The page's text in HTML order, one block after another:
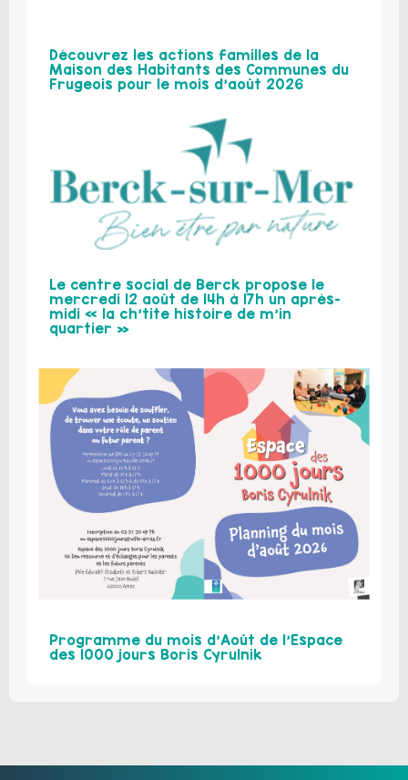
Découvrez les actions familles de la
Maison des Habitants des Communes du
Frugeois pour le mois d’août 2026
Le centre social de Berck propose le
mercredi 12 août de 14h à 17h un après-
midi « la ch’tite histoire de m’in
quartier »
Programme du mois d’Août de l’Espace
des 1000 jours Boris Cyrulnik